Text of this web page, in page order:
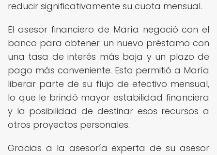
reducir significativamente su cuota mensual.
El asesor financiero de María negoció con el
banco para obtener un nuevo préstamo con
una tasa de interés más baja y un plazo de
pago más conveniente. Esto permitió a María
liberar parte de su flujo de efectivo mensual,
lo que le brindó mayor estabilidad financiera
y la posibilidad de destinar esos recursos a
otros proyectos personales.
Gracias a la asesoría experta de su asesor